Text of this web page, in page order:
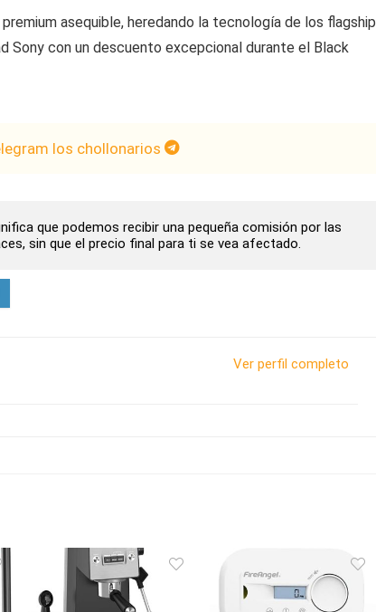
asequible, heredando la tecnología de los flagship
Sony con un descuento excepcional durante el Black
los chollonarios
que podemos recibir una pequeña comisión por las
sin que el precio final para ti se vea afectado.
Ver perfil completo